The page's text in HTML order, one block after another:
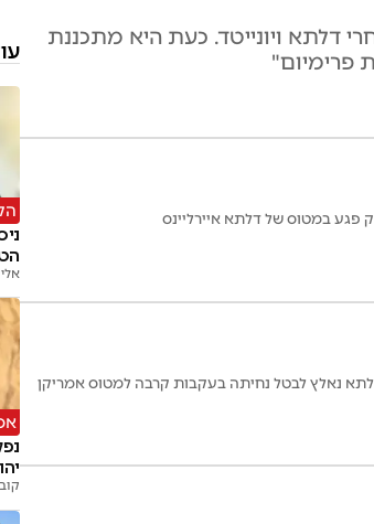
דולרים אחרי דלתא ויונייטד. כעת היא מתכננת
פרימיום"
פגע במטוס של דלתא איירליינס
נאלץ לבטל נחיתה בעקבות קרבה למטוס אמריקן